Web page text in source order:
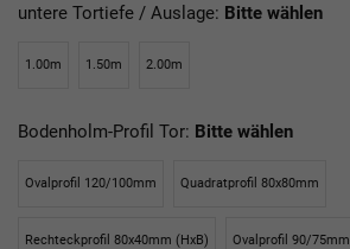
untere Tortiefe / Auslage: Bitte wählen
1.00m 1.50m 2.00m
Bodenholm-Profil Tor: Bitte wählen
Ovalprofil 120/100mm Quadratprofil 80x80mm
Rechteckprofil 80x40mm (HxB) Ovalprofil 90/75mm